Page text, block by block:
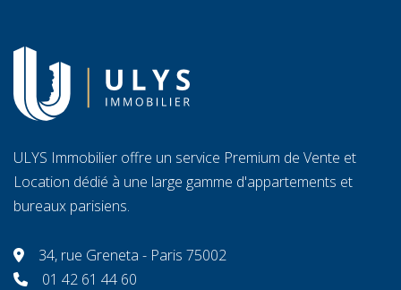
ULYS Immobilier offre un service Premium de Vente et
Location dédié à une large gamme d'appartements et
bureaux parisiens.
34, rue Greneta - Paris 75002
01 42 61 44 60